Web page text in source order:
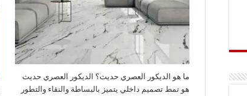
ما هو الديكور العصري حديث؟ الديكور العصري حديث
هو نمط تصميم داخلي يتميز بالبساطة والنقاء والتطور